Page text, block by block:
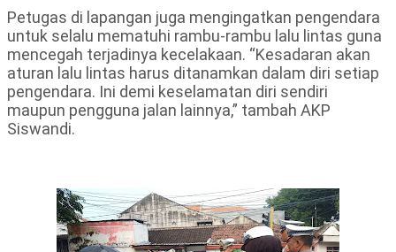
Petugas di lapangan juga mengingatkan pengendara
untuk selalu mematuhi rambu-rambu lalu lintas guna
mencegah terjadinya kecelakaan. “Kesadaran akan
aturan lalu lintas harus ditanamkan dalam diri setiap
pengendara. Ini demi keselamatan diri sendiri
maupun pengguna jalan lainnya,” tambah AKP
Siswandi.